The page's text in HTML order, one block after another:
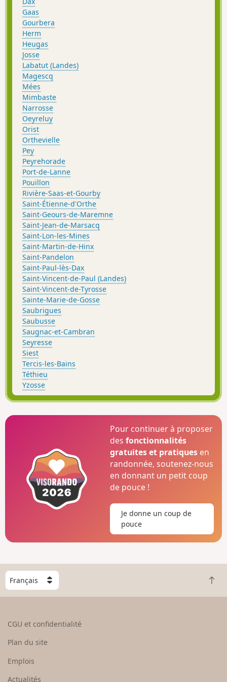
Gaas
Gourbera
Herm
Heugas
Josse
Labatut (Landes)
Magescq
Mées
Mimbaste
Narrosse
Oeyreluy
Orist
Orthevielle
Pey
Peyrehorade
Port-de-Lanne
Pouillon
Rivière-Saas-et-Gourby
Saint-Étienne-d'Orthe
Saint-Geours-de-Maremne
Saint-Jean-de-Marsacq
Saint-Lon-les-Mines
Saint-Martin-de-Hinx
Saint-Pandelon
Saint-Paul-lès-Dax
Saint-Vincent-de-Paul (Landes)
Saint-Vincent-de-Tyrosse
Sainte-Marie-de-Gosse
Saubrigues
Saubusse
Saugnac-et-Cambran
Seyresse
Siest
Tercis-les-Bains
Téthieu
Yzosse
Pour continuer à proposer
desfonctionnalités
gratuites et pratiques en
randonnée, soutenez-nous
en donnant un petit coup
de pouce !
Je donne un coup de
pouce
C
h
o
e
R
e
CGU et confidentialité
Plan du site
Emplois
Actualités